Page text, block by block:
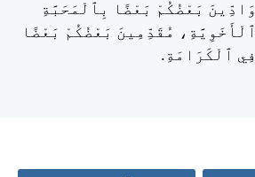
وَادِّينَ بَعْضُكُمْ بَعْضًا بِٱلْمَحَبَّةِ
ٱلْأَخَوِيَّةِ، مُقَدِّمِينَ بَعْضُكُمْ بَعْضًا
فِي ٱلْكَرَامَةِ.